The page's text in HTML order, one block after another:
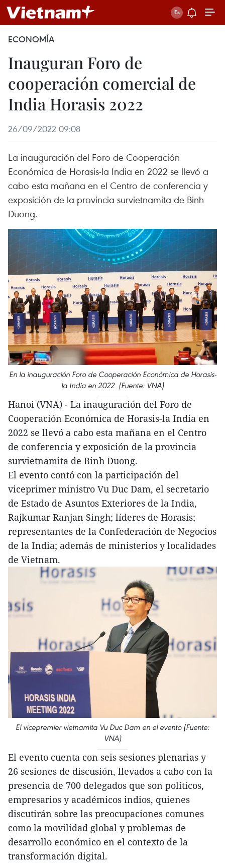
ECONOMÍA
Inauguran Foro de
cooperación comercial de
India Horasis 2022
26/09/2022 09:08
La inauguración del Foro de Cooperación
Económica de Horasis-la India en 2022 se llevó a
cabo esta mañana en el Centro de conferencia y
exposición de la provincia survietnamita de Binh
Duong.
En la inauguración Foro de Cooperación Económica de Horasis-
la India en 2022 (Fuente: VNA)
Hanoi (VNA) - La inauguración del Foro de
Cooperación Económica de Horasis-la India en
2022 se llevó a cabo esta mañana en el Centro
de conferencia y exposición de la provincia
survietnamita de Binh Duong.
El evento contó con la participación del
viceprimer ministro Vu Duc Dam, el secretario
de Estado de Asuntos Exteriores de la India,
Rajkumar Ranjan Singh; líderes de Horasis;
representantes de la Confederación de Negocios
de la India; además de ministerios y localidades
de Vietnam.
El vicepremier vietnamita Vu Duc Dam en el evento (Fuente:
VNA)
El evento cuenta con seis sesiones plenarias y
26 sesiones de discusión, llevados a cabo con la
presencia de 700 delegados que son políticos,
empresarios y académicos indios, quienes
discutirán sobre las preocupaciones comunes
como la movilidad global y problemas de
desarrollo económico en el contexto de la
transformación digital.